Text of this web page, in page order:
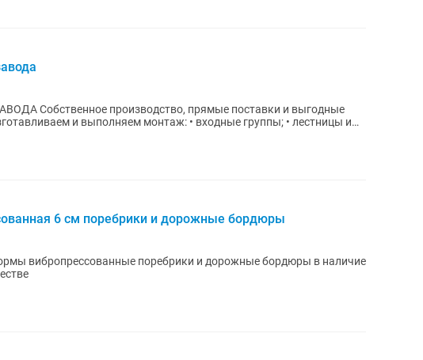
и выгодные
6 см поребрики и дорожные бордюры
вибропрессованные поребрики и дорожные бордюры в наличие